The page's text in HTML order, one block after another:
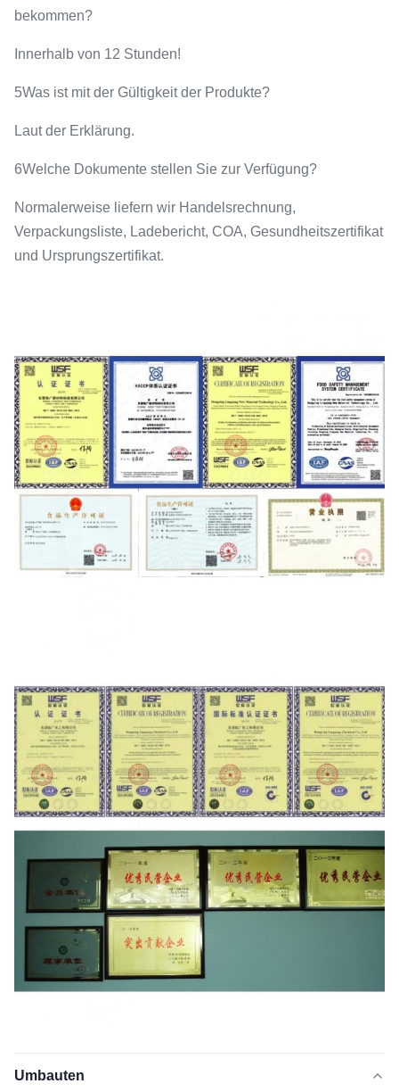
bekommen?
Innerhalb von 12 Stunden!
5Was ist mit der Gültigkeit der Produkte?
Laut der Erklärung.
6Welche Dokumente stellen Sie zur Verfügung?
Normalerweise liefern wir Handelsrechnung,
Verpackungsliste, Ladebericht, COA, Gesundheitszertifikat
und Ursprungszertifikat.
Umbauten